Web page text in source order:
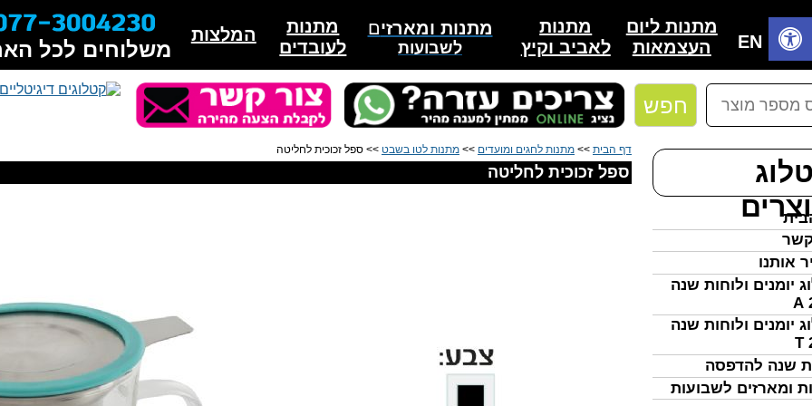
חפש
אותנו
יומנים ולוחות שנה
יומנים ולוחות שנה
שנה להדפסה
ומארזים לשבועות
EN
מתנות
לאביב וקיץ
המלצות
מתנות
לעובדים
מתנות ומארזים
לשבועות
מתנות ליום
העצמאות
משלוחים לכל
דף הבית >> מתנות לחגים ומועדים >> מתנות לטו בשבט >> ספל זכוכית לחליטה
ספל זכוכית לחליטה